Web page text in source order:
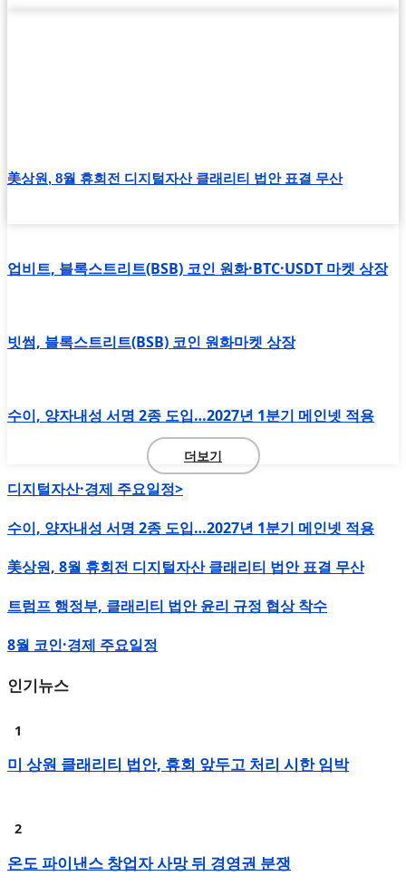
美상원, 8월 휴회전 디지털자산 클래리티 법안 표결 무산
업비트, 블록스트리트(BSB) 코인 원화·BTC·USDT 마켓 상장
빗썸, 블록스트리트(BSB) 코인 원화마켓 상장
수이, 양자내성 서명 2종 도입…2027년 1분기 메인넷 적용
더보기
디지털자산·경제 주요일정>
수이, 양자내성 서명 2종 도입…2027년 1분기 메인넷 적용
美상원, 8월 휴회전 디지털자산 클래리티 법안 표결 무산
트럼프 행정부, 클래리티 법안 윤리 규정 협상 착수
8월 코인·경제 주요일정
인기뉴스
미 상원 클래리티 법안, 휴회 앞두고 처리 시한 임박
온도 파이낸스 창업자 사망 뒤 경영권 분쟁